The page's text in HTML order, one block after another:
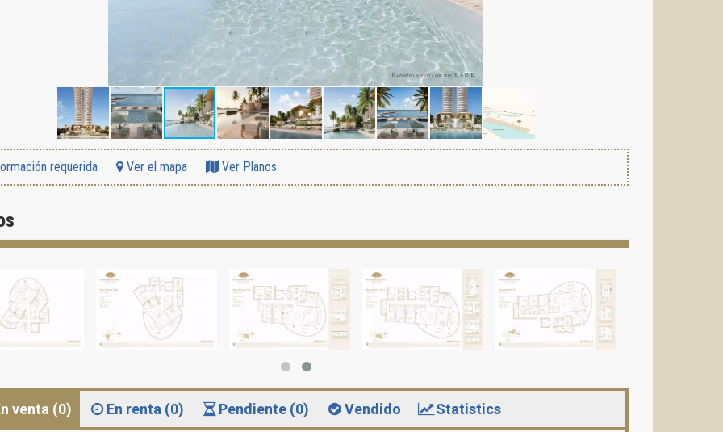
requerida Ver el mapa Ver Planos
venta (0) En renta (0) Pendiente (0) Vendido Statistics